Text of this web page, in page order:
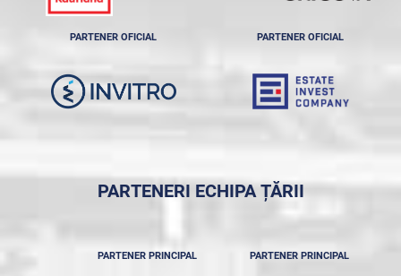
PARTENER OFICIAL PARTENER OFICIAL
PARTENERI ECHIPA ȚĂRII
PARTENER PRINCIPAL PARTENER PRINCIPAL